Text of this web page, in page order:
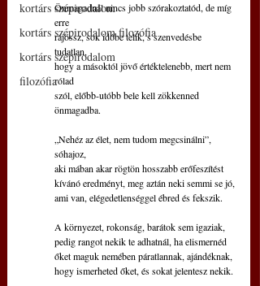
kortárs szépirodalom
kortárs szépirodalom filozófia
kortárs szépirodalom
filozófia
Önmagadnál nincs jobb szórakoztatód, de míg
erre
rájössz, sok időbe telik, s szenvedésbe
tudatlan,
hogy a másoktól jövő értéktelenebb, mert nem
rólad
szól, előbb-utóbb bele kell zökkenned
önmagadba.
„Nehéz az élet, nem tudom megcsinálni”,
sóhajoz,
aki mában akar rögtön hosszabb erőfeszítést
kívánó eredményt, meg aztán neki semmi se jó,
ami van, elégedetlenséggel ébred és fekszik.
A környezet, rokonság, barátok sem igaziak,
pedig rangot nekik te adhatnál, ha elismernéd
őket maguk nemében páratlannak, ajándéknak,
hogy ismerheted őket, és sokat jelentesz nekik.